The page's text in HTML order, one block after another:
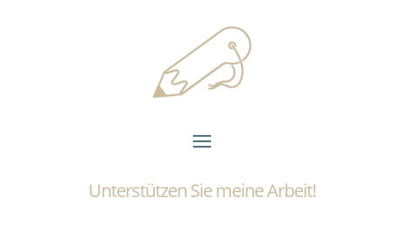
Unterstützen Sie meine Arbeit!